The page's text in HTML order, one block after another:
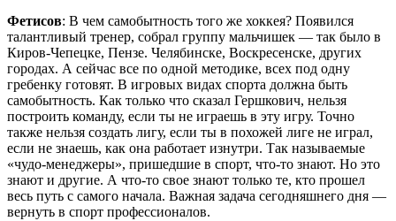
Фетисов: В чем самобытность того же хоккея? Появился
талантливый тренер, собрал группу мальчишек — так было в
Киров-Чепецке, Пензе. Челябинске, Воскресенске, других
городах. А сейчас все по одной методике, всех под одну
гребенку готовят. В игровых видах спорта должна быть
самобытность. Как только что сказал Гершкович, нельзя
построить команду, если ты не играешь в эту игру. Точно
также нельзя создать лигу, если ты в похожей лиге не играл,
если не знаешь, как она работает изнутри. Так называемые
«чудо-менеджеры», пришедшие в спорт, что-то знают. Но это
знают и другие. А что-то свое знают только те, кто прошел
весь путь с самого начала. Важная задача сегодняшнего дня —
вернуть в спорт профессионалов.